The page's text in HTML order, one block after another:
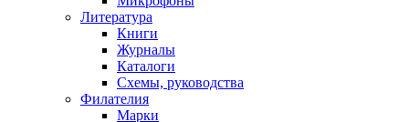
Литература
Книги
Журналы
Каталоги
Схемы, руководства
Филателия
Марки